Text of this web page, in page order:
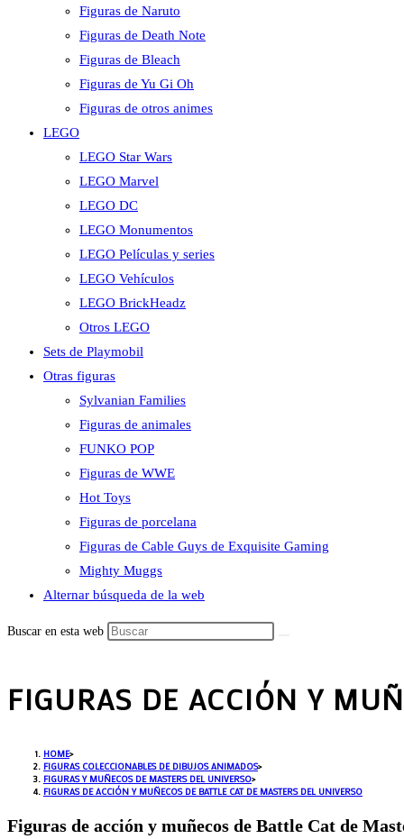
Figuras de Naruto
Figuras de Death Note
Figuras de Bleach
Figuras de Yu Gi Oh
Figuras de otros animes
LEGO
LEGO Star Wars
LEGO Marvel
LEGO DC
LEGO Monumentos
LEGO Películas y series
LEGO Vehículos
LEGO BrickHeadz
Otros LEGO
Sets de Playmobil
Otras figuras
Sylvanian Families
Figuras de animales
FUNKO POP
Figuras de WWE
Hot Toys
Figuras de porcelana
Figuras de Cable Guys de Exquisite Gaming
Mighty Muggs
Alternar búsqueda de la web
Buscar en esta web
FIGURAS DE ACCIÓN Y
HOME>
FIGURAS COLECCIONABLES DE DIBUJOS ANIMADOS>
FIGURAS Y MUÑECOS DE MASTERS DEL UNIVERSO>
FIGURAS DE ACCIÓN Y MUÑECOS DE BATTLE CAT DE MASTERS DEL UNIVERSO
Figuras de acción y muñecos de Battle Cat de